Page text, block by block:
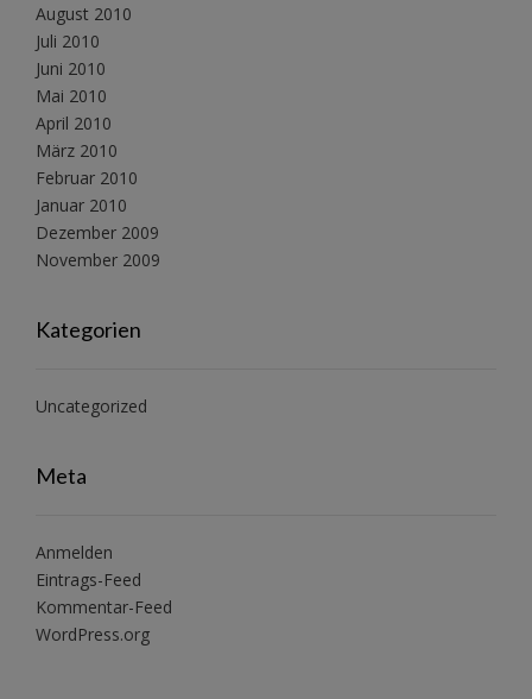
August 2010
Juli 2010
Juni 2010
Mai 2010
April 2010
März 2010
Februar 2010
Januar 2010
Dezember 2009
November 2009
Kategorien
Uncategorized
Meta
Anmelden
Eintrags-Feed
Kommentar-Feed
WordPress.org